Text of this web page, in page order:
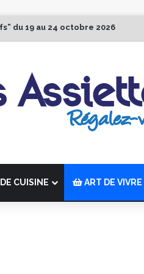
du 19 au 24 octobre 2026
CUISINE ART DE VIVRE